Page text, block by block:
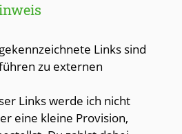
Links sind
zu externen
Links werde ich nicht
eine kleine Provision,